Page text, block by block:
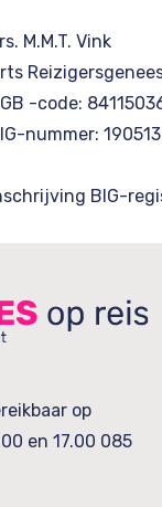
M.M.T. Vink
-code:
nummer:
BIG-
op
en 17.00 085